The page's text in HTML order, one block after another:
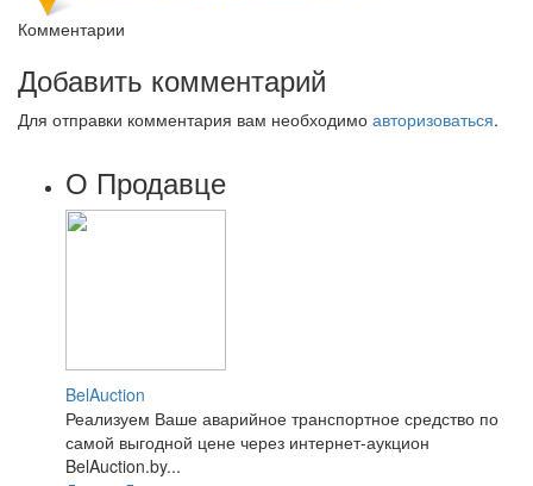
Комментарии
Добавить комментарий
Для отправки комментария вам необходимо авторизоваться.
О Продавце
BelAuction
Реализуем Ваше аварийное транспортное средство по
самой выгодной цене через интернет-аукцион
BelAuction.by...